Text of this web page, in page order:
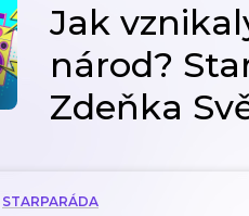
Jak
národ?
Zdeňka
STARPARÁDA